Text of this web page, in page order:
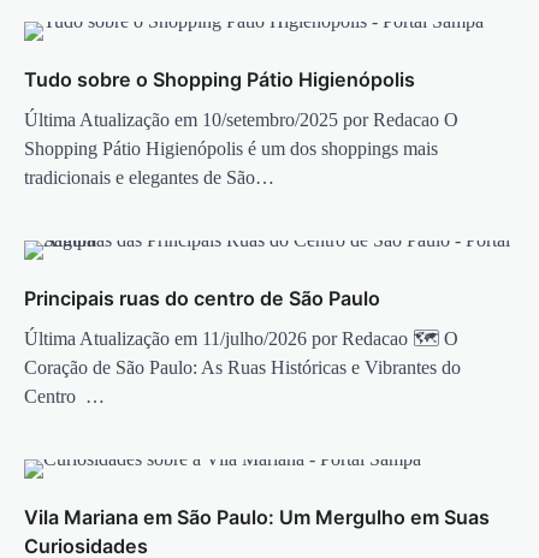
Tudo sobre o Shopping Pátio Higienópolis
Última Atualização em 10/setembro/2025 por Redacao O
Shopping Pátio Higienópolis é um dos shoppings mais
tradicionais e elegantes de São…
Principais ruas do centro de São Paulo
Última Atualização em 11/julho/2026 por Redacao 🗺️ O
Coração de São Paulo: As Ruas Históricas e Vibrantes do
Centro …
Vila Mariana em São Paulo: Um Mergulho em Suas
Curiosidades